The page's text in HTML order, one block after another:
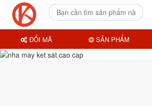
ĐỔI MÃ SẢN PHẨM